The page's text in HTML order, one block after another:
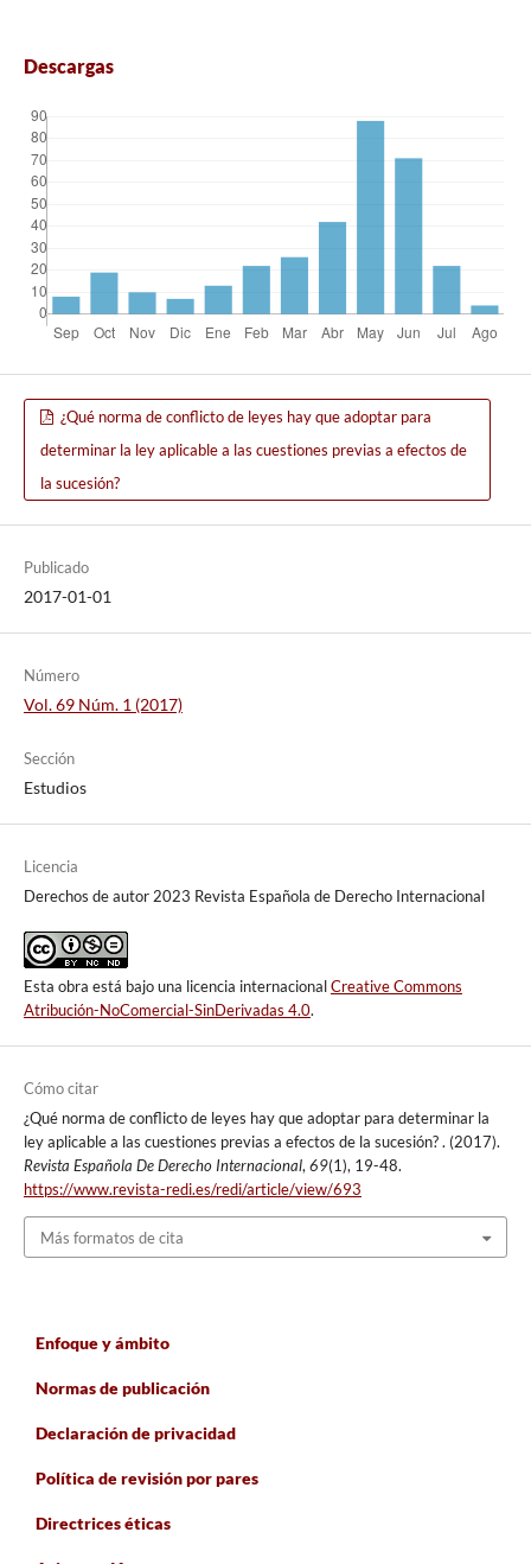
Descargas
¿Qué norma de conflicto de leyes hay que adoptar para
determinar la ley aplicable a las cuestiones previas a efectos de
la sucesión?
Publicado
2017-01-01
Número
Vol. 69 Núm. 1 (2017)
Sección
Estudios
Licencia
Derechos de autor 2023 Revista Española de Derecho Internacional
Esta obra está bajo una licencia internacionalCreative Commons
Atribución-NoComercial-SinDerivadas 4.0.
Cómo citar
¿Qué norma de conflicto de leyes hay que adoptar para determinar la
ley aplicable a las cuestiones previas a efectos de la sucesión? . (2017).
Revista Española De Derecho Internacional,69(1), 19-48.
https://www.revista-redi.es/redi/article/view/693
Más formatos de cita
Enfoque y ámbito
Normas de publicación
Declaración de privacidad
Política de revisión por pares
Directrices éticas